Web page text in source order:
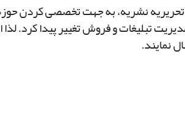
1401/07/11 جلسه هیئت تحریریه نشریه، به جهت
تبلیغات و فروش تغییر پیدا کرد.
نمایند.